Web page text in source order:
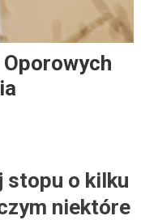
stopu o kilku
niektóre